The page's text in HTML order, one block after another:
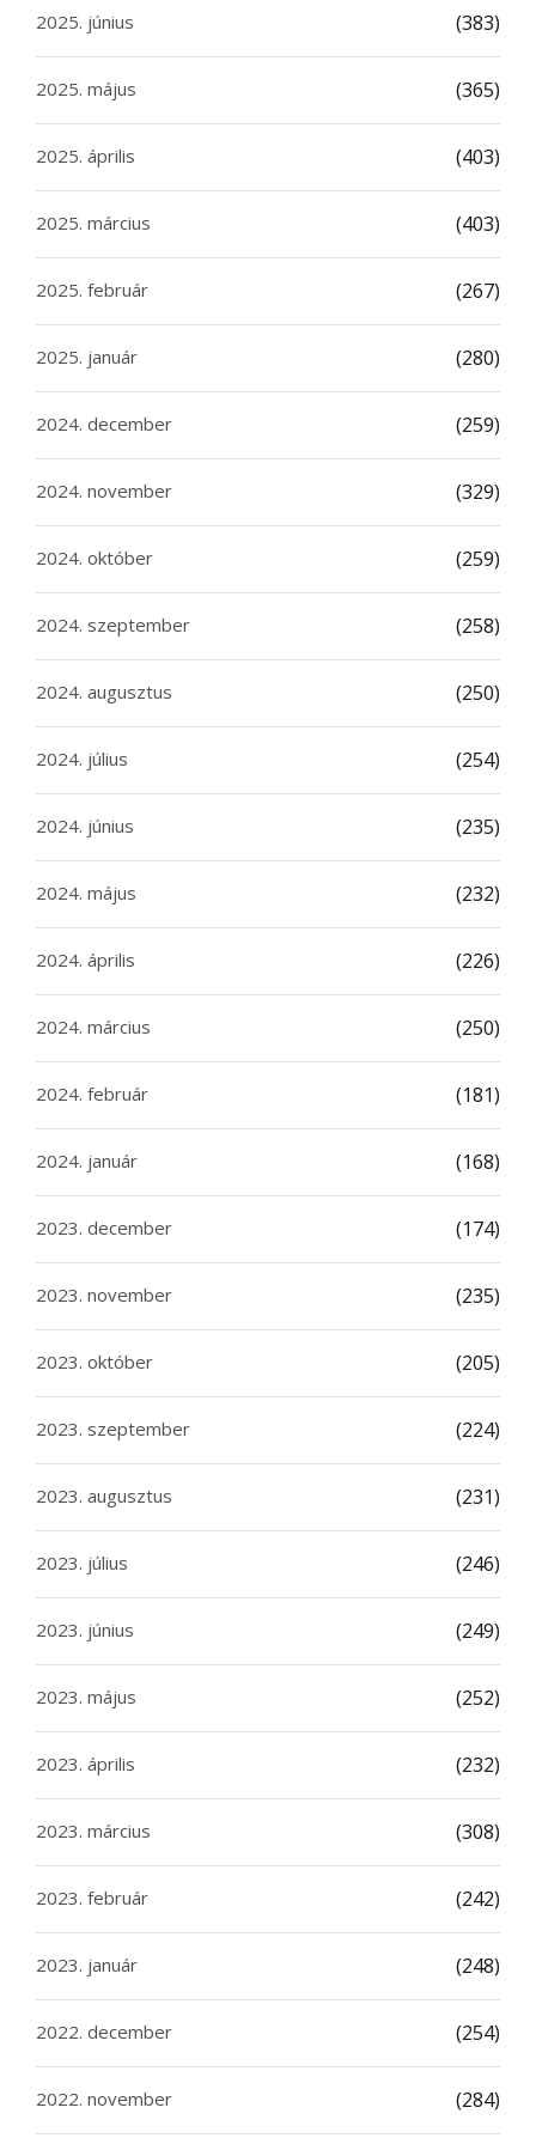
2025. június (383)
2025. május (365)
2025. április (403)
2025. március (403)
2025. február (267)
2025. január (280)
2024. december (259)
2024. november (329)
2024. október (259)
2024. szeptember (258)
2024. augusztus (250)
2024. július (254)
2024. június (235)
2024. május (232)
2024. április (226)
2024. március (250)
2024. február (181)
2024. január (168)
2023. december (174)
2023. november (235)
2023. október (205)
2023. szeptember (224)
2023. augusztus (231)
2023. július (246)
2023. június (249)
2023. május (252)
2023. április (232)
2023. március (308)
2023. február (242)
2023. január (248)
2022. december (254)
2022. november (284)